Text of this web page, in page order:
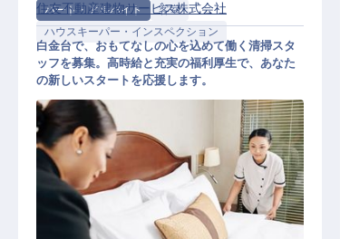
パート・アルバイト
客室
ハウスキーパー・インスペクション
住友不動産建物サービス株式会社
白金台で、おもてなしの心を込めて働く清掃スタ
ッフを募集。高時給と充実の福利厚生で、あなた
の新しいスタートを応援します。